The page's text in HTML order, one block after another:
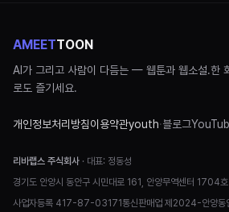
AMEETTOON
AI가 그리고 사람이 다듬는 — 웹툰과 웹소설.한
로도 즐기세요.
개인정보처리방침이용약관youth·블로그
리바랩스 주식회사 · 대표: 정동성
경기도 안양시 동안구 시민대로 161, 안양무역센터 1704호
사업자등록 417-87-03171통신판매업 제2024-안양